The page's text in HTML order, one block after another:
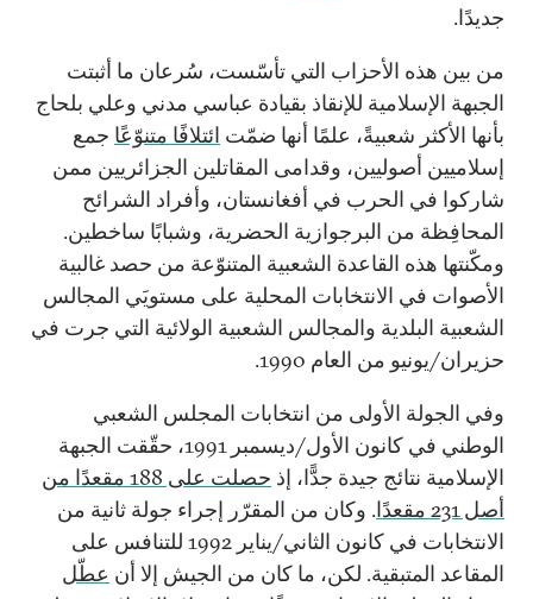
جديدًا.
من بين هذه الأحزاب التي تأسّست، سُرعان ما أثبتت
الجبهة الإسلامية للإنقاذ بقيادة عباسي مدني وعلي بلحاج
بأنها الأكثر شعبيةً، علمًا أنها ضمّت ائتلافًا متنوّعًا جمع
إسلاميين أصوليين، وقدامى المقاتلين الجزائريين ممن
شاركوا في الحرب في أفغانستان، وأفراد الشرائح
المحافِظة من البرجوازية الحضرية، وشبابًا ساخطين.
ومكّنتها هذه القاعدة الشعبية المتنوّعة من حصد غالبية
الأصوات في الانتخابات المحلية على مستويَي المجالس
الشعبية البلدية والمجالس الشعبية الولائية التي جرت في
حزيران/يونيو من العام 1990.
وفي الجولة الأولى من انتخابات المجلس الشعبي
الوطني في كانون الأول/ديسمبر 1991، حقّقت الجبهة
الإسلامية نتائج جيدة جدًّا، إذ
حصلت على 188 مقعدًا من
أصل 231 مقعدًا
. وكان من المقرّر إجراء جولة ثانية من
الانتخابات في كانون الثاني/يناير 1992 للتنافس على
المقاعد المتبقية. لكن، ما كان من الجيش إلا أن عطّل